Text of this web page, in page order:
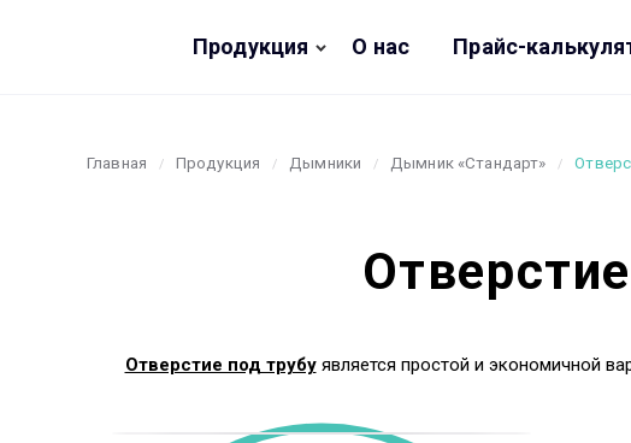
Продукция О нас Прайс-
Главная Продукция Дымники Дымник «Стандарт»
Отверстие под трубуявляется простой и экономичной